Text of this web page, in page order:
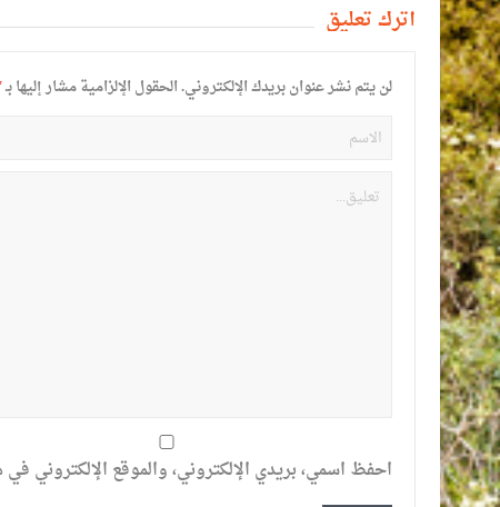
أترك تعليق
لن يتم نشر عنوان بريدك الإلكتروني.الحقول الإلزامية مشار إليها بـ
احفظ اسمي، بريدي الإلكتروني، والموقع الإلكتروني